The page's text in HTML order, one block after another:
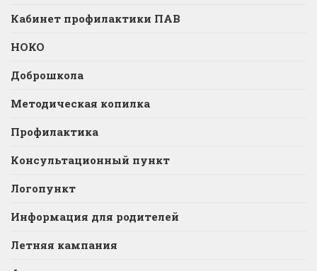
Кабинет профилактики ПАВ
НОКО
Доброшкола
Методическая копилка
Профилактика
Консультационный пункт
Логопункт
Информация для родителей
Летняя кампания